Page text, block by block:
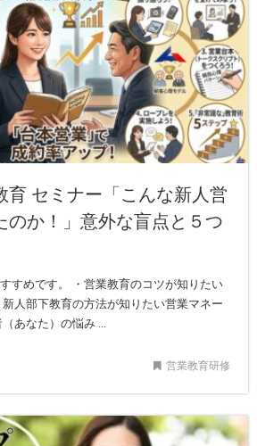
育 セミナー「こんな新人営
のか！」意外な盲点と５つ
すめです。 ・営業教育のコツが知りたい
人部下教育の方法が知りたい営業マネー
あなた）の悩み ...
営業教育研修